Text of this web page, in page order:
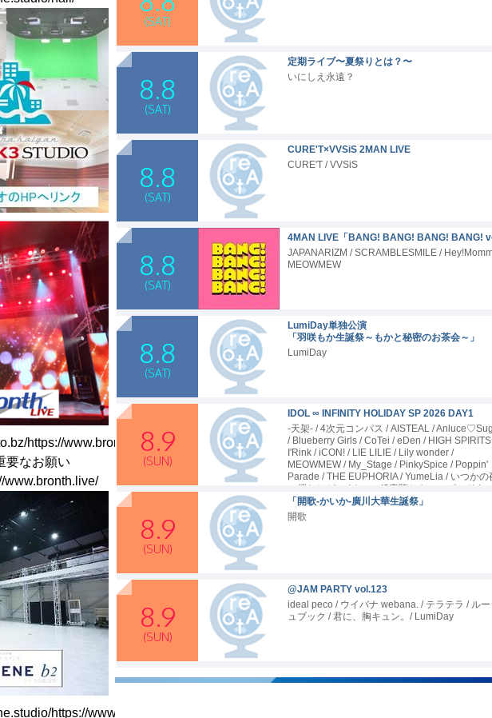
https://www.bronth.live/images/baner/
要なお願い
www.bronth.live/
https://www.selene.studio/hall/images/baner/
(SAT)
8.8
(SAT)
定期ライブ〜夏祭りとは？〜
いにしえ永遠？
8.8
(SAT)
CURE'T×VVSiS 2MAN LIVE
CURE'T / VVSiS
8.8
(SAT)
4MAN LIVE「BANG! BANG! BANG! BANG!
JAPANARIZM / SCRAMBLESMILE /
MEOWMEW
8.8
(SAT)
LumiDay単独公演
「羽咲もか生誕祭～もかと秘密のお茶会～」
LumiDay
8.9
(SUN)
IDOL ∞ INFINITY HOLIDAY SP 2026 DAY1
-天架- / 4次元コンパス / AISTEAL /
/ Blueberry Girls / CoTei / eDen / HIGH
I'Rink / iCON! / LIE LILIE / Lily wonder /
MEOWMEW / My_Stage / PinkySpice / Poppin'
Parade / THE EUPHORIA / YumeLia / いつかの
に僕たちが、 / キュン!?恋堕ちキューピッド /
スラッシュ / すべての瞬間は君だった。 / ツヅリ
/ ティラミス / てんしめし！ / ネクスタリア / ろ
っぷ!!!!!!! / 玉響storage / 星合いのライラック /
8.9
(SUN)
「開歌-かいか-廣川大華生誕祭」
開歌
8.9
(SUN)
@JAM PARTY vol.123
ideal peco / ウイバナ webana. / テラテラ / ルー
ュブック / 君に、胸キュン。/ LumiDay
Hey! RE9UEST SONG PARTY